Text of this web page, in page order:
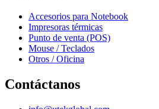
Accesorios para Notebook
Impresoras térmicas
Punto de venta (POS)
Mouse / Teclados
Otros / Oficina
Contáctanos